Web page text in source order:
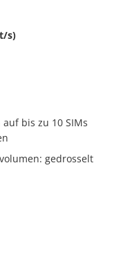
s)
bis zu 10 SIMs
gedrosselt